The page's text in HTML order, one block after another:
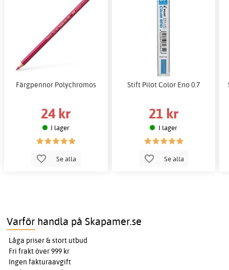
Färgpennor Polychromos
24 kr
I lager
Se alla
Stift Pilot Color Eno 0.7
21 kr
I lager
Se alla
Varför handla på Skapamer.se
Låga priser & stort utbud
Fri frakt över 999 kr
Ingen fakturaavgift